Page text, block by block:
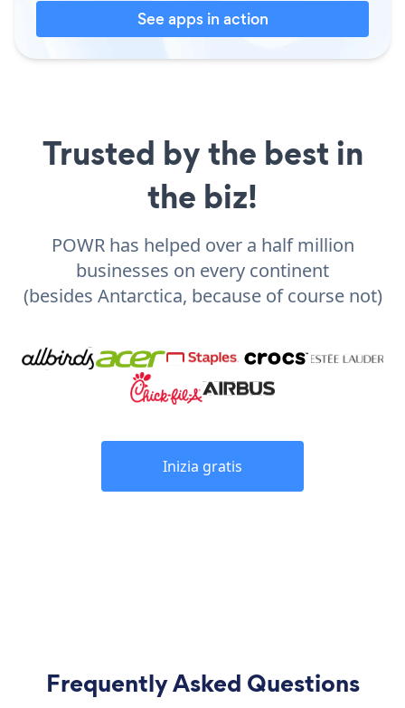
See apps in action
Trusted by the best in
the biz!
POWR has helped over a half million
businesses on every continent
(besides Antarctica, because of course not)
Inizia gratis
Frequently Asked Questions